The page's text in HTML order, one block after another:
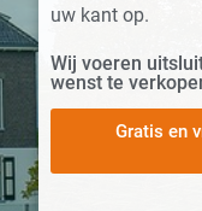
uw kant op.
Wij voeren
wenst te
Gratis en